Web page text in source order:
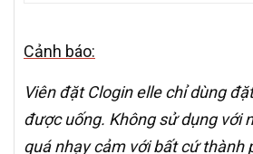
Cảnh báo:
Viên đặt Clogin elle chỉ dùng
được uống. Không sử dụng với
quá nhạy cảm với bất cứ thành